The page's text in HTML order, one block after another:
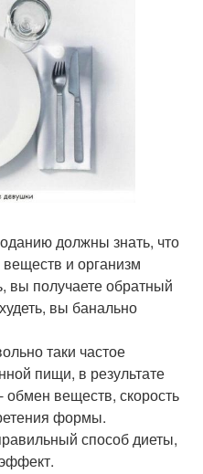
должны знать, что
и организм
вы получаете обратный
вы банально
таки частое
пищи, в результате
обмен веществ, скорость
формы.
способ диеты,